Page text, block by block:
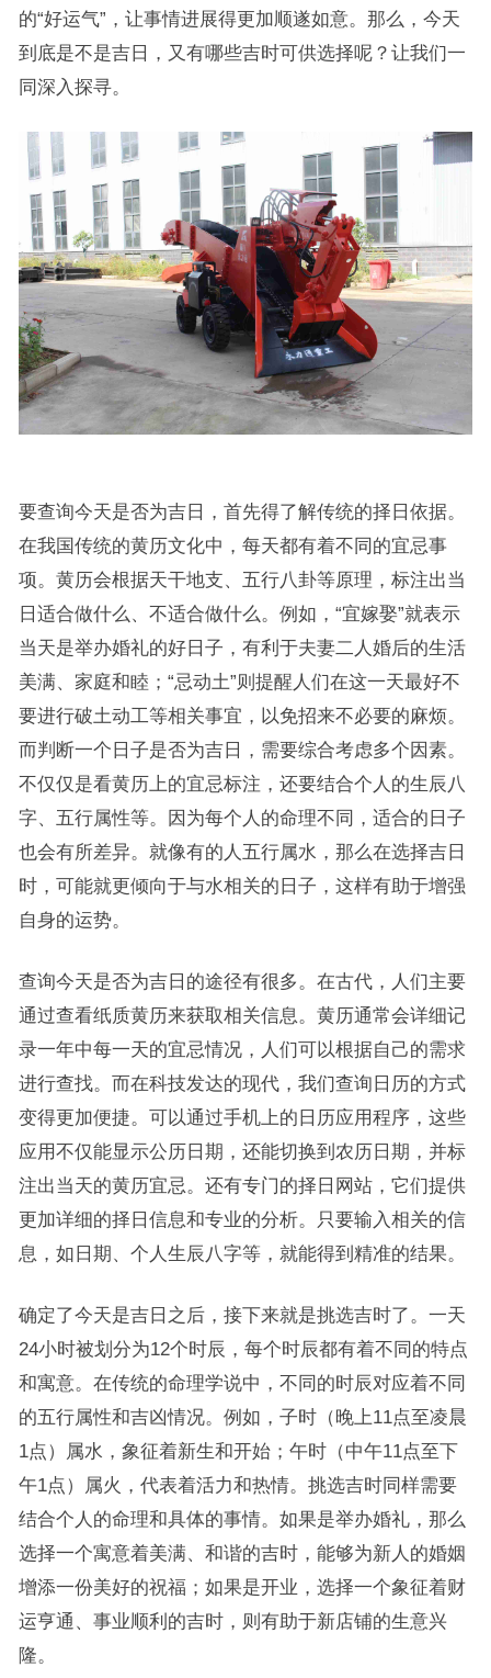
的“好运气”，让事情进展得更加顺遂如意。那么，今天
到底是不是吉日，又有哪些吉时可供选择呢？让我们一
同深入探寻。
要查询今天是否为吉日，首先得了解传统的择日依据。
在我国传统的黄历文化中，每天都有着不同的宜忌事
项。黄历会根据天干地支、五行八卦等原理，标注出当
日适合做什么、不适合做什么。例如，“宜嫁娶”就表示
当天是举办婚礼的好日子，有利于夫妻二人婚后的生活
美满、家庭和睦；“忌动土”则提醒人们在这一天最好不
要进行破土动工等相关事宜，以免招来不必要的麻烦。
而判断一个日子是否为吉日，需要综合考虑多个因素。
不仅仅是看黄历上的宜忌标注，还要结合个人的生辰八
字、五行属性等。因为每个人的命理不同，适合的日子
也会有所差异。就像有的人五行属水，那么在选择吉日
时，可能就更倾向于与水相关的日子，这样有助于增强
自身的运势。
查询今天是否为吉日的途径有很多。在古代，人们主要
通过查看纸质黄历来获取相关信息。黄历通常会详细记
录一年中每一天的宜忌情况，人们可以根据自己的需求
进行查找。而在科技发达的现代，我们查询日历的方式
变得更加便捷。可以通过手机上的日历应用程序，这些
应用不仅能显示公历日期，还能切换到农历日期，并标
注出当天的黄历宜忌。还有专门的择日网站，它们提供
更加详细的择日信息和专业的分析。只要输入相关的信
息，如日期、个人生辰八字等，就能得到精准的结果。
确定了今天是吉日之后，接下来就是挑选吉时了。一天
24小时被划分为12个时辰，每个时辰都有着不同的特点
和寓意。在传统的命理学说中，不同的时辰对应着不同
的五行属性和吉凶情况。例如，子时（晚上11点至凌晨
1点）属水，象征着新生和开始；午时（中午11点至下
午1点）属火，代表着活力和热情。挑选吉时同样需要
结合个人的命理和具体的事情。如果是举办婚礼，那么
选择一个寓意着美满、和谐的吉时，能够为新人的婚姻
增添一份美好的祝福；如果是开业，选择一个象征着财
运亨通、事业顺利的吉时，则有助于新店铺的生意兴
隆。